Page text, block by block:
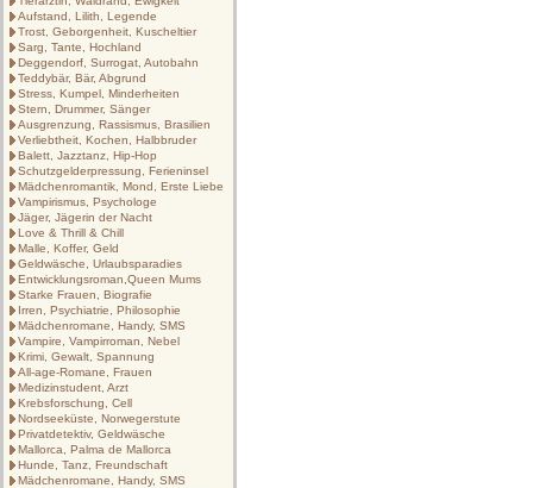
Aufstand, Lilith, Legende
Trost, Geborgenheit, Kuscheltier
Sarg, Tante, Hochland
Deggendorf, Surrogat, Autobahn
Teddybär, Bär, Abgrund
Stress, Kumpel, Minderheiten
Stern, Drummer, Sänger
Ausgrenzung, Rassismus, Brasilien
Verliebtheit, Kochen, Halbbruder
Balett, Jazztanz, Hip-Hop
Schutzgelderpressung, Ferieninsel
Mädchenromantik, Mond, Erste Liebe
Vampirismus, Psychologe
Jäger, Jägerin der Nacht
Love & Thrill & Chill
Malle, Koffer, Geld
Geldwäsche, Urlaubsparadies
Entwicklungsroman,Queen Mums
Starke Frauen, Biografie
Irren, Psychiatrie, Philosophie
Mädchenromane, Handy, SMS
Vampire, Vampirroman, Nebel
Krimi, Gewalt, Spannung
All-age-Romane, Frauen
Medizinstudent, Arzt
Krebsforschung, Cell
Nordseeküste, Norwegerstute
Privatdetektiv, Geldwäsche
Mallorca, Palma de Mallorca
Hunde, Tanz, Freundschaft
Mädchenromane, Handy, SMS